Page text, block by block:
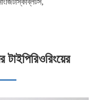
টাইপিরিওরিংয়ের